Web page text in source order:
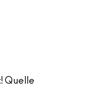
Quelle